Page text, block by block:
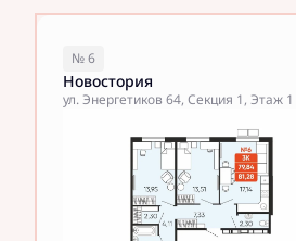
№ 6
Новостория
ул. Энергетиков 64, Секция 1, Этаж 1